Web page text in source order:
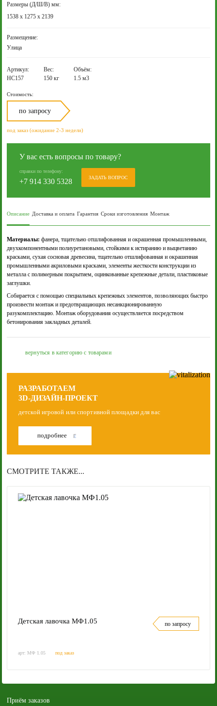
Размеры (Д/Ш/В) мм:
1538 х 1275 х 2139
Размещение:
Улица
Артикул:
НС157
Вес:
150 кг
Объём:
1.5 м3
Стоимость:
по запросу
под заказ (ожидание 2-3 недели)
У вас есть вопросы по товару?
справки по телефону:
+7 914 330 5328 ЗАДАТЬ ВОПРОС
Описание Доставка и оплата Гарантия Сроки изготовления Монтаж
Материалы: фанера, тщательно отшлифованная и окрашенная промышленными,
двухкомпонентными полиуретановыми, стойкими к истиранию и выцветанию
красками, сухая сосновая древесина, тщательно отшлифованная и окрашенная
промышленными акриловыми красками, элементы жесткости конструкции из
металла с полимерным покрытием, оцинкованные крепежные детали, пластиковые
заглушки.
Собирается с помощью специальных крепежных элементов, позволяющих быстро
произвести монтаж и предотвращающих несанкционированную
разукомплектацию. Монтаж оборудования осуществляется посредством
бетонирования закладных деталей.
вернуться в категорию с товарами
РАЗРАБОТАЕМ
3D-ДИЗАЙН-ПРОЕКТ
детской игровой или спортивной площадки для вас
подробнее
СМОТРИТЕ ТАКЖЕ...
Детская лавочка МФ1.05 по запросу
арт: МФ 1.05 под заказ
Приём заказов